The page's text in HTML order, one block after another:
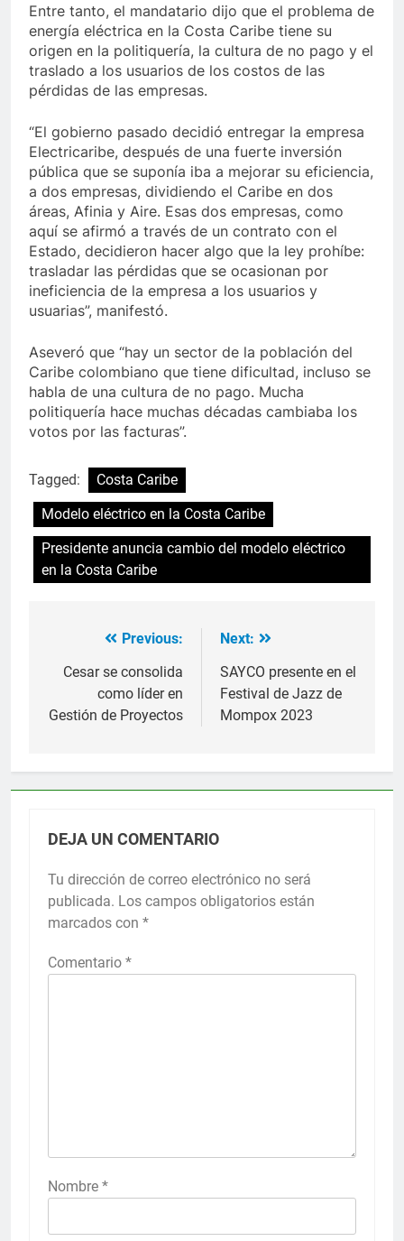
Entre tanto, el mandatario dijo que el problema de
energía eléctrica en la Costa Caribe tiene su
origen en la politiquería, la cultura de no pago y el
traslado a los usuarios de los costos de las
pérdidas de las empresas.
“El gobierno pasado decidió entregar la empresa
Electricaribe, después de una fuerte inversión
pública que se suponía iba a mejorar su eficiencia,
a dos empresas, dividiendo el Caribe en dos
áreas, Afinia y Aire. Esas dos empresas, como
aquí se afirmó a través de un contrato con el
Estado, decidieron hacer algo que la ley prohíbe:
trasladar las pérdidas que se ocasionan por
ineficiencia de la empresa a los usuarios y
usuarias”, manifestó.
Aseveró que “hay un sector de la población del
Caribe colombiano que tiene dificultad, incluso se
habla de una cultura de no pago. Mucha
politiquería hace muchas décadas cambiaba los
votos por las facturas”.
Tagged:
Costa Caribe
Modelo eléctrico en la Costa Caribe
Presidente anuncia cambio del modelo eléctrico
en la Costa Caribe
Navegación
de
entradas
Previous:
Cesar se consolida
como líder en
Gestión de Proyectos
Next:
SAYCO presente en el
Festival de Jazz de
Mompox 2023
DEJA UN COMENTARIO
Tu dirección de correo electrónico no será
publicada. Los campos obligatorios están
marcados con *
Comentario *
Nombre *